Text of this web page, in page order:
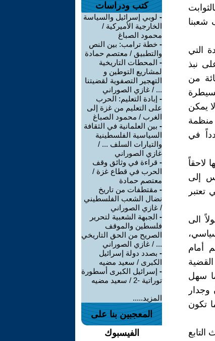
شعبنا
التي
نبذ
أوسلو (2) ( 60) في المائة من
يمكن
منظمة
في
لاحقاً
إلى
الى
أمام
سهل
تكون
كتب ودراسات
- لوبي إسرائيل والسياسة
الخارجية الأميركية /
محمود الصباغ
- خطة ترامب: بين النص
والتطبيق / معتصم حمادة
- المحطات التاريخية
لمشاريع التوطين و
التهجير التصفوية لقضيتنا
... / غازي الصوراني
- إبادة التعليم: الحرب
على التعليم من غزة إلى
الغرب / محمود الصباغ
- بين العلمانية في الثقافة
السياسية الفلسطينية
والتيارات السلف ... /
غازي الصوراني
- قراءة في وثائق وقف
الحرب في قطاع غزة /
معتصم حمادة
- مقتطفات من تاريخ
نضال الشعب الفلسطيني
/ غازي الصوراني
- الجبهة الشعبية لتحرير
فلسطين والموقف
الصريح من الحق التاريخي
... / غازي الصوراني
- بصدد دولة إسرائيل
الكبرى / سعيد مضيه
- إسرائيل الكبرى أسطورة
توراتية -2 / سعيد مضيه
المزيد.....
المعجبين بنا على
الفيسبوك